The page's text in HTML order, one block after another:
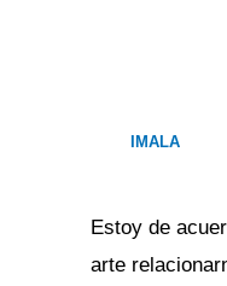
IMALA
Estoy de
arte